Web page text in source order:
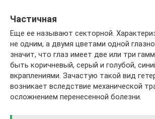
Частичная
Еще ее называют секторной.
не одним, а двумя цветами одной
значит, что глаз имеет две или три
быть коричневый, серый и голубой,
вкраплениями. Зачастую такой вид
возникает вследствие механической
осложнением перенесенной болезни.